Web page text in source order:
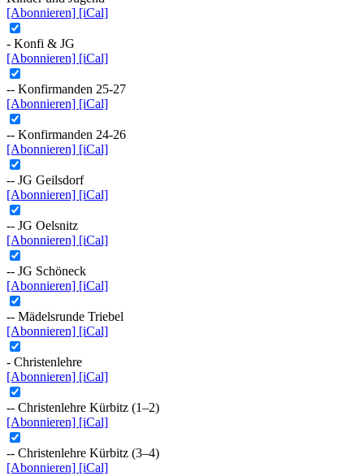
[Abonnieren] [iCal]
- Konfi & JG
[Abonnieren] [iCal]
-- Konfirmanden 25-27
[Abonnieren] [iCal]
-- Konfirmanden 24-26
[Abonnieren] [iCal]
-- JG Geilsdorf
[Abonnieren] [iCal]
-- JG Oelsnitz
[Abonnieren] [iCal]
-- JG Schöneck
[Abonnieren] [iCal]
-- Mädelsrunde Triebel
[Abonnieren] [iCal]
- Christenlehre
[Abonnieren] [iCal]
-- Christenlehre Kürbitz (1–2)
[Abonnieren] [iCal]
-- Christenlehre Kürbitz (3–4)
[Abonnieren] [iCal]